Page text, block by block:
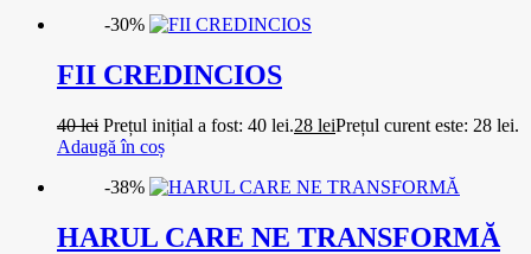
-30%
FII CREDINCIOS
40lei Prețul inițial a fost: 40 lei.28 leiPrețul curent este: 28 lei.
Adaugă în coș
-38%
HARUL CARE NE TRANSFORMĂ